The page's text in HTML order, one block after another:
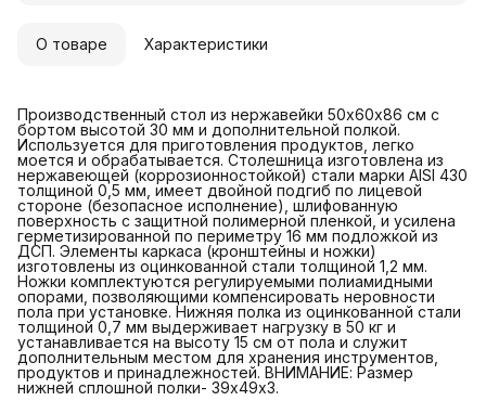
О товаре Характеристики
Производственный стол из нержавейки 50х60х86 см с
бортом высотой 30 мм и дополнительной полкой.
Используется для приготовления продуктов, легко
моется и обрабатывается. Столешница изготовлена из
нержавеющей (коррозионностойкой) стали марки AISI 430
толщиной 0,5 мм, имеет двойной подгиб по лицевой
стороне (безопасное исполнение), шлифованную
поверхность с защитной полимерной пленкой, и усилена
герметизированной по периметру 16 мм подложкой из
ДСП. Элементы каркаса (кронштейны и ножки)
изготовлены из оцинкованной стали толщиной 1,2 мм.
Ножки комплектуются регулируемыми полиамидными
опорами, позволяющими компенсировать неровности
пола при установке. Нижняя полка из оцинкованной стали
толщиной 0,7 мм выдерживает нагрузку в 50 кг и
устанавливается на высоту 15 см от пола и служит
дополнительным местом для хранения инструментов,
продуктов и принадлежностей. ВНИМАНИЕ: Размер
нижней сплошной полки- 39х49х3.